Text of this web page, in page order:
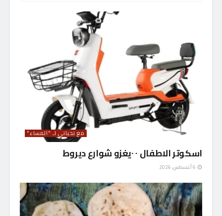
مع تحياتي لـ "المساء"
اسكوتر الاطفال ٠ ٠يغزو شوارع ديروط